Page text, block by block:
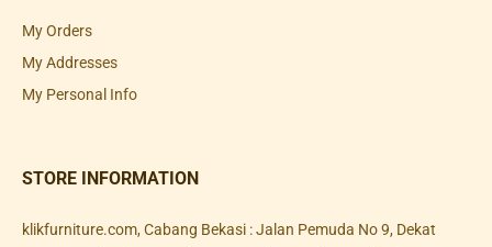
My Orders
My Addresses
My Personal Info
STORE INFORMATION
klikfurniture.com, Cabang Bekasi : Jalan Pemuda No 9, Dekat